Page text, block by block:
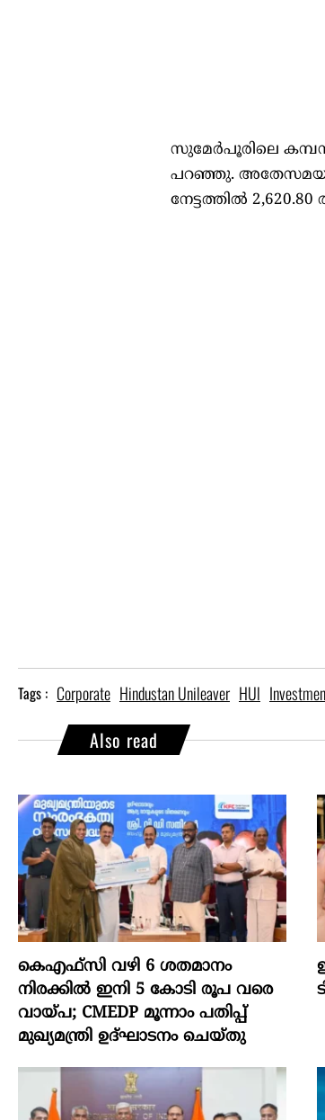
സുമേർപൂരിലെ
പറഞ്ഞു.
നേട്ടത്തിൽ
Tags : Corporate Hindustan Unileaver HUl
Also read
കെഎഫ്സി വഴി 6 ശതമാനം
നിരക്കിൽ ഇനി 5 കോടി രൂപ വരെ
വായ്പ; CMEDP മൂന്നാം പതിപ്പ്
മുഖ്യമന്ത്രി ഉദ്ഘാടനം ചെയ്തു